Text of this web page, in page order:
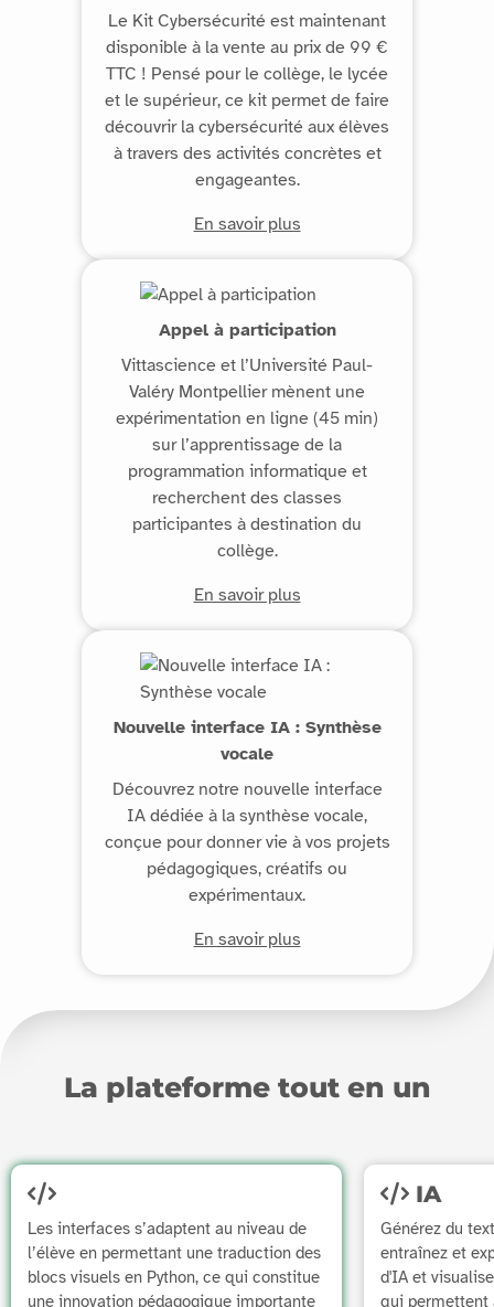
Le Kit Cybersécurité est maintenant
disponible à la vente au prix de 99 €
TTC ! Pensé pour le collège, le lycée
et le supérieur, ce kit permet de faire
découvrir la cybersécurité aux élèves
à travers des activités concrètes et
engageantes.
En savoir plus
Appel à participation
Vittascience et l’Université Paul-
Valéry Montpellier mènent une
expérimentation en ligne (45 min)
sur l’apprentissage de la
programmation informatique et
recherchent des classes
participantes à destination du
collège.
En savoir plus
Nouvelle interface IA : Synthèse
vocale
Découvrez notre nouvelle interface
IA dédiée à la synthèse vocale,
conçue pour donner vie à vos projets
pédagogiques, créatifs ou
expérimentaux.
En savoir plus
La plateforme tout en un
Les interfaces s’adaptent au niveau de
l’élève en permettant une traduction des
blocs visuels en Python, ce qui constitue
une innovation pédagogique importante
IA
Générez du
entraînez et
d'IA et
qui permettent